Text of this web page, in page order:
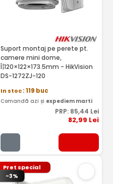
Suport montaj pe perete pt.
camere mini dome,
Î¦120×122×173.5mm - HikVision
DS-1272ZJ-120
In stoc: 119 buc
Comandă azi și expediem marti
PRP: 85,44 Lei
82,99 Lei
Pret special
-3%